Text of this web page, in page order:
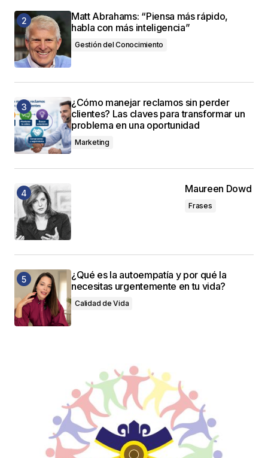
Matt Abrahams: “Piensa más rápido,
habla con más inteligencia”
Gestión del Conocimiento
¿Cómo manejar reclamos sin perder
clientes? Las claves para transformar un
problema en una oportunidad
Marketing
Maureen Dowd
Frases
¿Qué es la autoempatía y por qué la
necesitas urgentemente en tu vida?
Calidad de Vida